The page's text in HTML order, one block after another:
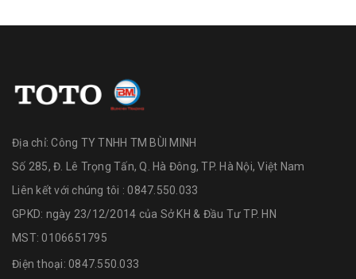
Địa chỉ:Công TY TNHH TM BÙI MINH
Số 285, Đ. Lê Trọng Tấn, Q. Hà Đông, TP. Hà Nội, Việt Nam
Liên kết với chúng tôi : 0847.550.033
GPKD: ngày 23/12/2014 của Sở KH & Đầu Tư TP. HN
MST: 0106651795
Điện thoại: 0847.550.033